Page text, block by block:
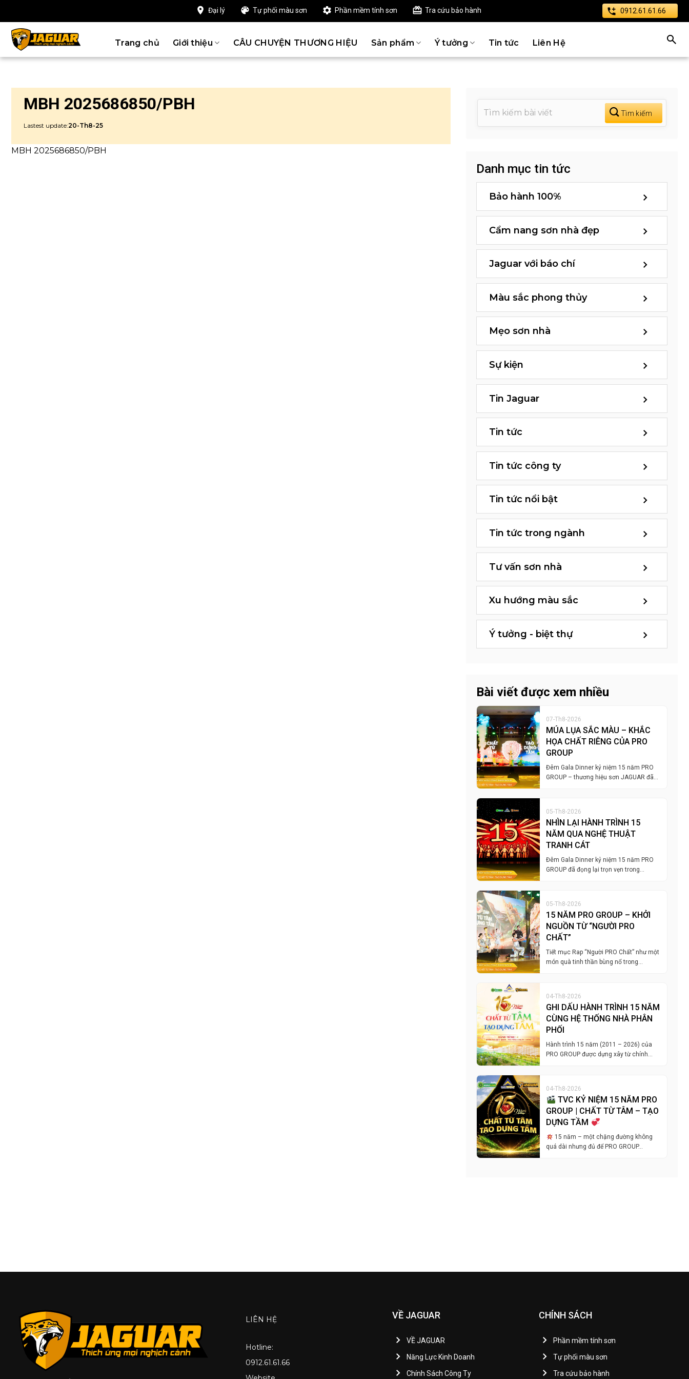
dung
Đại lý Tự phối màu sơn Phần mềm tính sơn Tra cứu bảo hành 0912.61.61.66
Trang chủ Giới thiệu CÂU CHUYỆN THƯƠNG HIỆU Sản phẩm Ý tưởng Tin tức Liên Hệ
MBH 2025686850/PBH
Lastest update:20-Th8-25
MBH 2025686850/PBH
Danh mục tin tức
Bảo hành 100%
Cẩm nang sơn nhà đẹp
Jaguar với báo chí
Màu sắc phong thủy
Mẹo sơn nhà
Sự kiện
Tin Jaguar
Tin tức
Tin tức công ty
Tin tức nổi bật
Tin tức trong ngành
Tư vấn sơn nhà
Xu hướng màu sắc
Ý tưởng - biệt thự
Bài viết được xem nhiều
07-Th8-2026
MÚA LỤA SẮC MÀU – KHẮC
HỌA CHẤT RIÊNG CỦA PRO
GROUP
Đêm Gala Dinner kỷ niệm 15 năm PRO
GROUP – thương hiệu sơn JAGUAR đã…
05-Th8-2026
NHÌN LẠI HÀNH TRÌNH 15
NĂM QUA NGHỆ THUẬT
TRANH CÁT
Đêm Gala Dinner kỷ niệm 15 năm PRO
GROUP đã đọng lại trọn vẹn trong…
05-Th8-2026
15 NĂM PRO GROUP – KHỞI
NGUỒN TỪ “NGƯỜI PRO
CHẤT”
Tiết mục Rap “Người PRO Chất” như một
món quà tinh thần bùng nổ trong…
04-Th8-2026
GHI DẤU HÀNH TRÌNH 15 NĂM
CÙNG HỆ THỐNG NHÀ PHÂN
PHỐI
Hành trình 15 năm (2011 – 2026) của
PRO GROUP được dựng xây từ chính…
04-Th8-2026
TVC KỶ NIỆM 15 NĂM PRO
GROUP | CHẤT TỪ TÂM – TẠO
DỰNG TẦM
15 năm – một chặng đường không
quá dài nhưng đủ để PRO GROUP…
LIÊN HỆ
Hotline:
0912.61.61.66
VỀ JAGUAR
VỀ JAGUAR
Năng Lực Kinh Doanh
Chính Sách Công Ty
CHÍNH SÁCH
Phần mềm tính sơn
Tự phối màu sơn
Tra cứu bảo hành